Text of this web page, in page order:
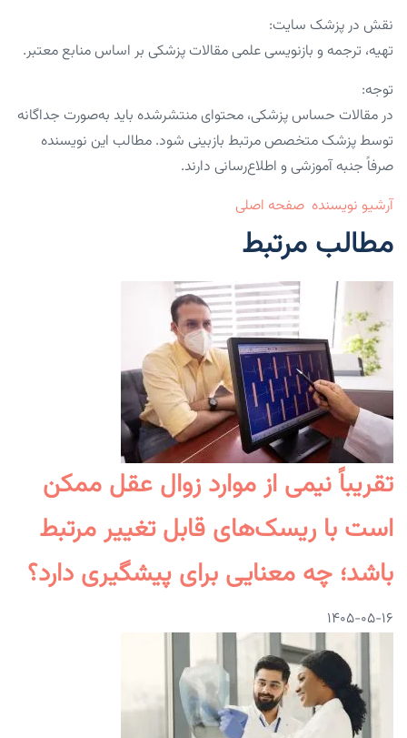
نقش در پزشک سایت:
تهیه، ترجمه و بازنویسی علمی مقالات پزشکی بر اساس منابع معتبر.
توجه:
در مقالات حساس پزشکی، محتوای منتشرشده باید به‌صورت جداگانه
توسط پزشک متخصص مرتبط بازبینی شود. مطالب این نویسنده
صرفاً جنبه آموزشی و اطلاع‌رسانی دارند.
آرشیو نویسنده صفحه اصلی
مطالب مرتبط
تقریباً نیمی از موارد زوال عقل ممکن
است با ریسک‌های قابل تغییر مرتبط
باشد؛ چه معنایی برای پیشگیری دارد؟
۱۴۰۵-۰۵-۱۶